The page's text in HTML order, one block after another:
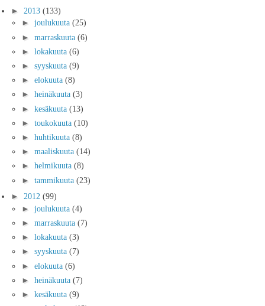
► 2013 (133)
► joulukuuta (25)
► marraskuuta (6)
► lokakuuta (6)
► syyskuuta (9)
► elokuuta (8)
► heinäkuuta (3)
► kesäkuuta (13)
► toukokuuta (10)
► huhtikuuta (8)
► maaliskuuta (14)
► helmikuuta (8)
► tammikuuta (23)
► 2012 (99)
► joulukuuta (4)
► marraskuuta (7)
► lokakuuta (3)
► syyskuuta (7)
► elokuuta (6)
► heinäkuuta (7)
► kesäkuuta (9)